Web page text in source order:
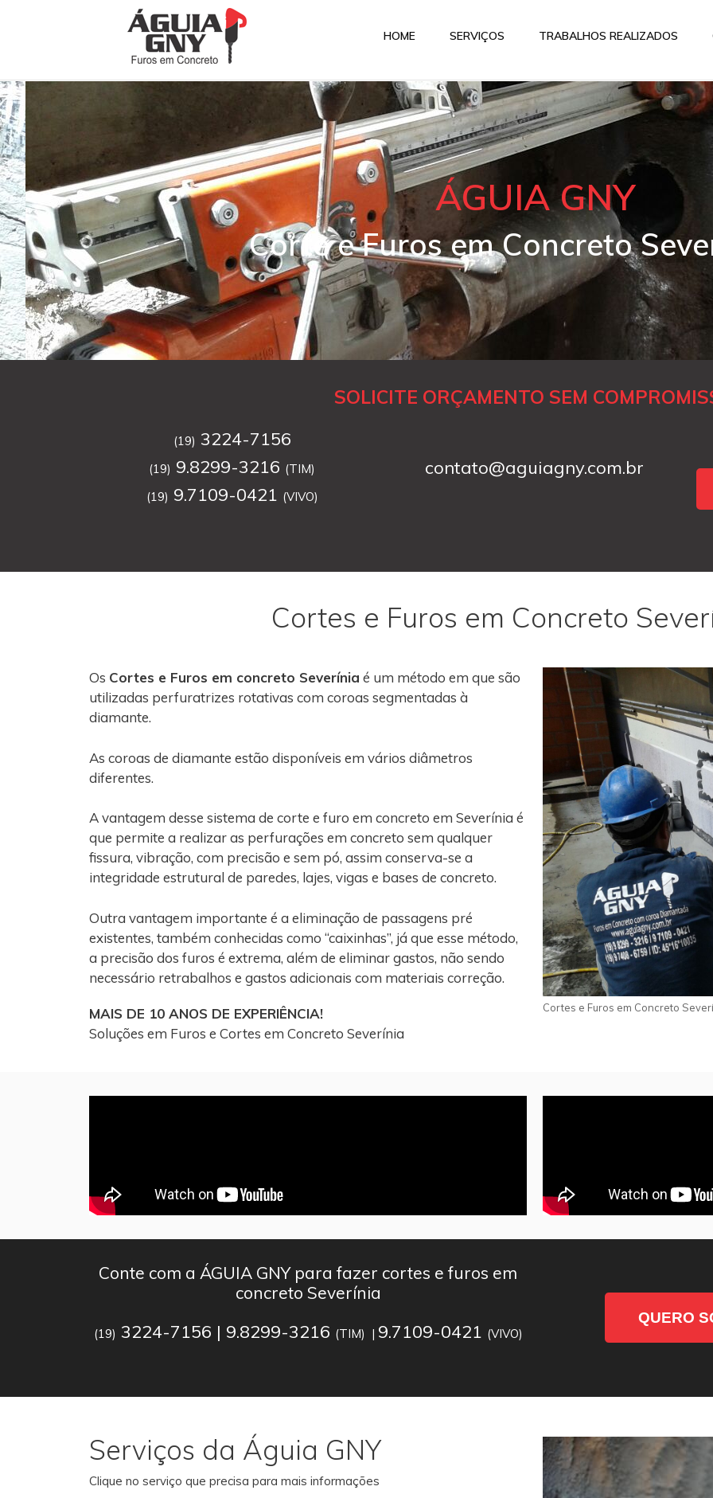
HOME SERVIÇOS TRABALHOS REALIZADOS
ÁGUIA GNY
Corte e Furos em Concreto
SOLICITE ORÇAMENTO SEM
(19) 3224-7156
(19) 9.8299-3216 (TIM)
(19) 9.7109-0421 (VIVO)
contato@aguiagny.com.br
Cortes e Furos em Concreto
Os Cortes e Furos em concreto Severínia é um método em que são
utilizadas perfuratrizes rotativas com coroas segmentadas à
diamante.
As coroas de diamante estão disponíveis em vários diâmetros
diferentes.
A vantagem desse sistema de corte e furo em concreto em Severínia é
que permite a realizar as perfurações em concreto sem qualquer
fissura, vibração, com precisão e sem pó, assim conserva-se a
integridade estrutural de paredes, lajes, vigas e bases de concreto.
Outra vantagem importante é a eliminação de passagens pré
existentes, também conhecidas como “caixinhas”, já que esse método,
a precisão dos furos é extrema, além de eliminar gastos, não sendo
necessário retrabalhos e gastos adicionais com materiais correção.
MAIS DE 10 ANOS DE EXPERIÊNCIA!
Soluções em Furos e Cortes em Concreto Severínia
Cortes e Furos em Concreto
Conte com a ÁGUIA GNY para fazer cortes e furos em
concreto Severínia
(19) 3224-7156 | 9.8299-3216 (TIM) | 9.7109-0421 (VIVO)
QUERO
Serviços da Águia GNY
Clique no serviço que precisa para mais informações